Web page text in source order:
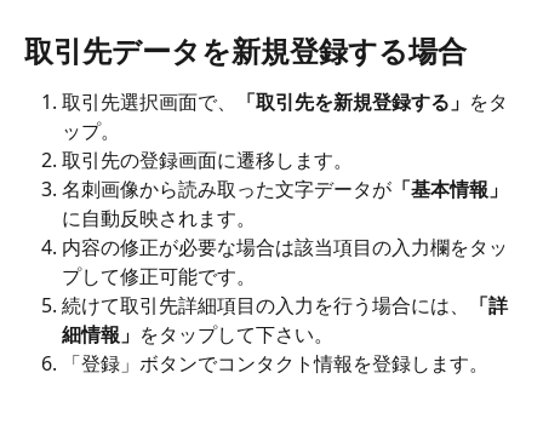
取引先データを新規登録する場合
取引先選択画面で、 「取引先を新規登録する」 をタ
ップ。
取引先の登録画面に遷移します。
名刺画像から読み取った文字データが 「基本情報」
に自動反映されます。
内容の修正が必要な場合は該当項目の入力欄をタッ
プして修正可能です。
続けて取引先詳細項目の入力を行う場合には、
「詳
細情報」 をタップして下さい。
「登録」ボタンでコンタクト情報を登録します。